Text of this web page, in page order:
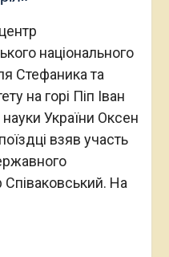
національного
Стефаника та
на горі Піп Іван
науки України Оксен
взяв участь
Співаковський. На